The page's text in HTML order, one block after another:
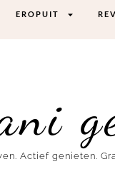
EROPUIT
Actief genieten.